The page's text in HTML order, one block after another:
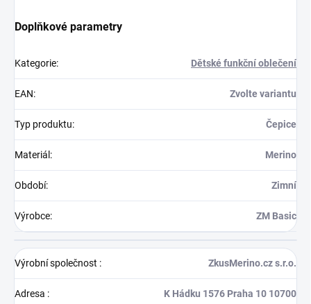
Doplňkové parametry
Kategorie: Dětské funkční oblečení
EAN: Zvolte variantu
Typ produktu: Čepice
Materiál : Merino
Období: Zimní
Výrobce: ZM Basic
Výrobní společnost : ZkusMerino.cz s.r.o.
Adresa : K Hádku 1576 Praha 10 10700